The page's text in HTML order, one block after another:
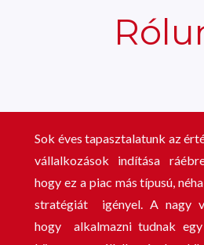
Sok éves tapasztalatunk az
vállalkozások indítása
hogy ez a piac más típusú,
stratégiát igényel. A nagy
hogy alkalmazni tudnak